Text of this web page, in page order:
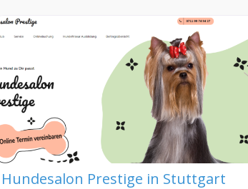
Sie Kunde dieses Hundesalons? Dann teilen
Sie Ihre Erfahrungen über die
Kommentarfunktion unten mit anderen
Hundebesitzer/innen!
Hundesalon Prestige in Stuttgart